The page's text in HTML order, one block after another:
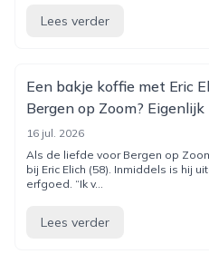
Lees verder
Een bakje koffie met Eric
Bergen op Zoom? Eigenlijk
16 jul. 2026
Als de liefde voor Bergen op
bij Eric Elich (58). Inmiddels is hij
erfgoed. “Ik v...
Lees verder